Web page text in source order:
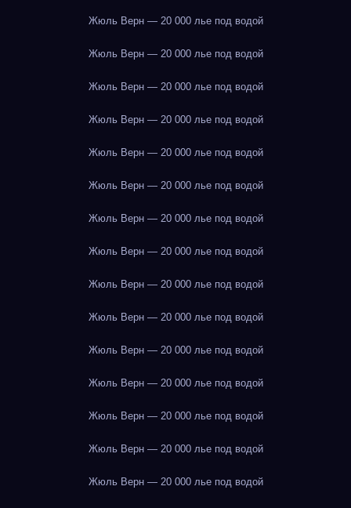
Жюль Верн — 20 000 лье под водой
Жюль Верн — 20 000 лье под водой
Жюль Верн — 20 000 лье под водой
Жюль Верн — 20 000 лье под водой
Жюль Верн — 20 000 лье под водой
Жюль Верн — 20 000 лье под водой
Жюль Верн — 20 000 лье под водой
Жюль Верн — 20 000 лье под водой
Жюль Верн — 20 000 лье под водой
Жюль Верн — 20 000 лье под водой
Жюль Верн — 20 000 лье под водой
Жюль Верн — 20 000 лье под водой
Жюль Верн — 20 000 лье под водой
Жюль Верн — 20 000 лье под водой
Жюль Верн — 20 000 лье под водой